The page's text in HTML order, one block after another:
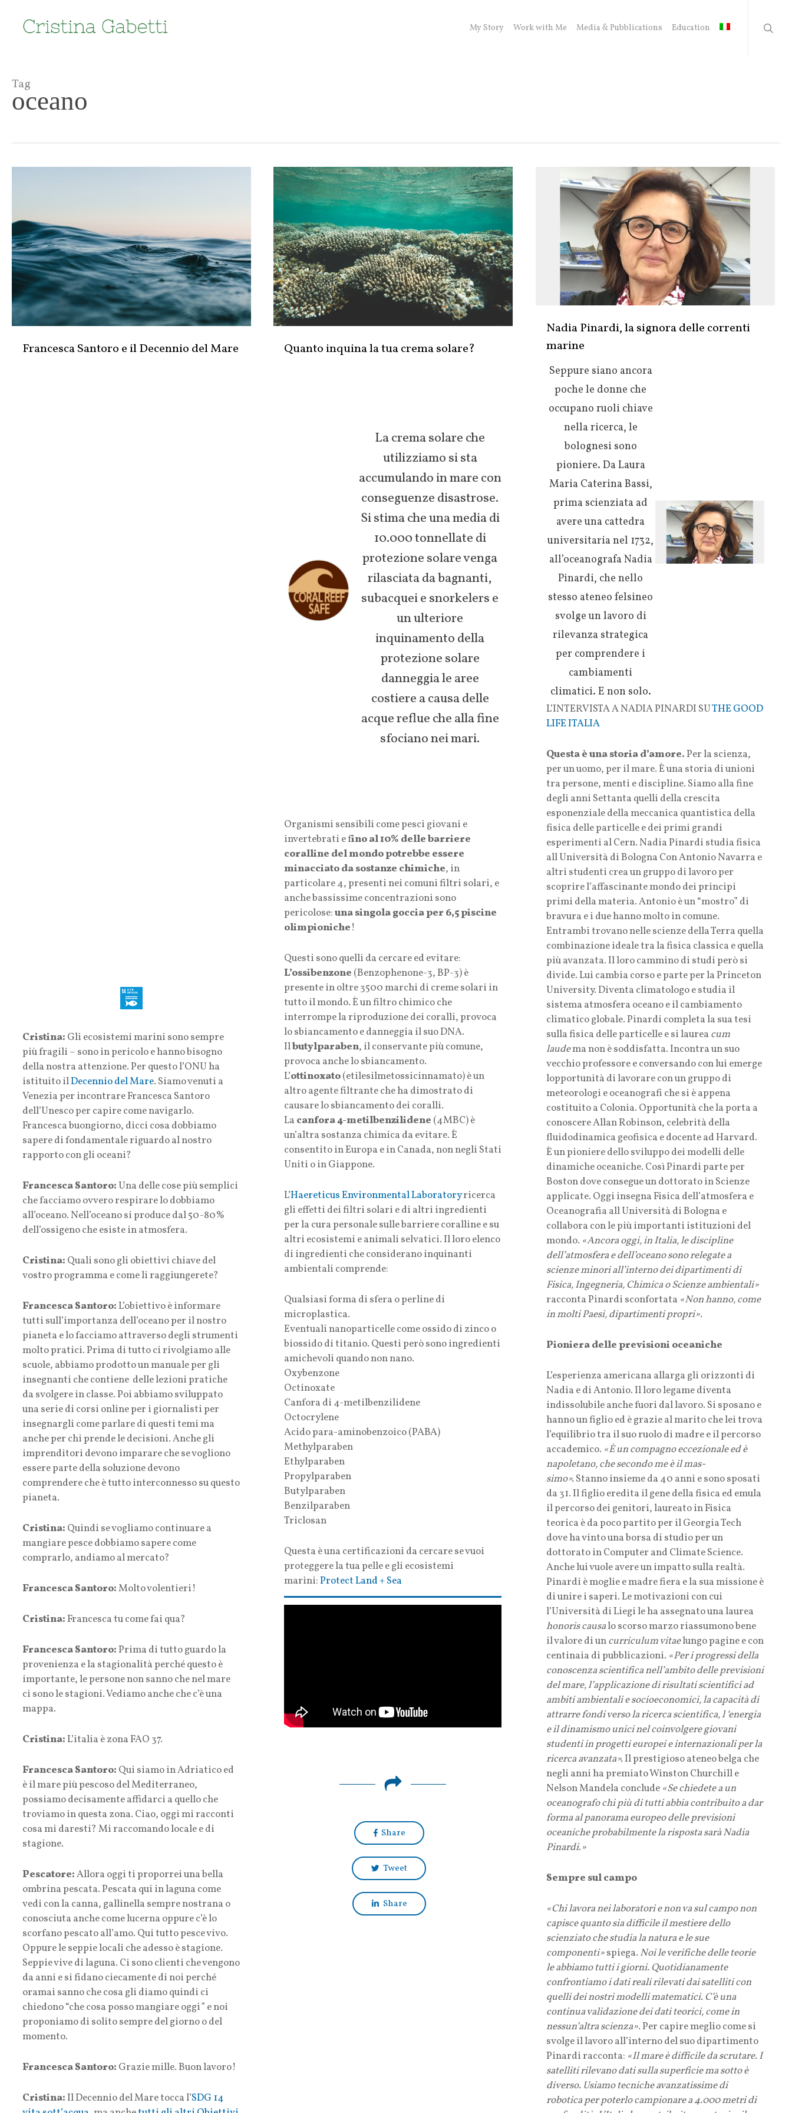
My Story Work with Me Media & Pubblications Education
Tag
oceano
Francesca Santoro e il Decennio del Mare
Cristina: Gli ecosistemi marini sono sempre
più fragili – sono in pericolo e hanno bisogno
della nostra attenzione. Per questo l’ONU ha
istituito ilDecennio del Mare. Siamo venuti a
Venezia per incontrare Francesca Santoro
dell’Unesco per capire come navigarlo.
Francesca buongiorno, dicci cosa dobbiamo
sapere di fondamentale riguardo al nostro
rapporto con gli oceani?
Francesca Santoro: Una delle cose più semplici
che facciamo ovvero respirare lo dobbiamo
all’oceano. Nell’oceano si produce dal 50-80%
dell’ossigeno che esiste in atmosfera.
Cristina: Quali sono gli obiettivi chiave del
vostro programma e come li raggiungerete?
Francesca Santoro:L’obiettivo è informare
tutti sull’importanza dell’oceano per il nostro
pianeta e lo facciamo attraverso degli strumenti
molto pratici. Prima di tutto ci rivolgiamo alle
scuole, abbiamo prodotto un manuale per gli
insegnanti che contiene delle lezioni pratiche
da svolgere in classe. Poi abbiamo sviluppato
una serie di corsi online per i giornalisti per
insegnargli come parlare di questi temi ma
anche per chi prende le decisioni. Anche gli
imprenditori devono imparare che se vogliono
essere parte della soluzione devono
comprendere che è tutto interconnesso su questo
pianeta.
Cristina: Quindi se vogliamo continuare a
mangiare pesce dobbiamo sapere come
comprarlo, andiamo al mercato?
Francesca Santoro:Molto volentieri!
Cristina:Francesca tu come fai qua?
Francesca Santoro:Prima di tutto guardo la
provenienza e la stagionalità perché questo è
importante, le persone non sanno che nel mare
ci sono le stagioni. Vediamo anche che c’è una
mappa.
Cristina:L’italia è zona FAO 37.
Francesca Santoro: Qui siamo in Adriatico ed
è il mare più pescoso del Mediterraneo,
possiamo decisamente affidarci a quello che
troviamo in questa zona. Ciao, oggi mi racconti
cosa mi daresti? Mi raccomando locale e di
stagione.
Pescatore:Allora oggi ti proporrei una bella
ombrina pescata. Pescata qui in laguna come
vedi con la canna, gallinella sempre nostrana o
conosciuta anche come lucerna oppure c’è lo
scorfano pescato all’amo. Qui tutto pesce vivo.
Oppure le seppie locali che adesso è stagione.
Seppie vive di laguna. Ci sono clienti che vengono
da anni e si fidano ciecamente di noi perché
oramai sanno che cosa gli diamo quindi ci
chiedono “che cosa posso mangiare oggi” e noi
proponiamo di solito sempre del giorno o del
momento.
Francesca Santoro: Grazie mille. Buon lavoro!
Cristina:Il Decennio del Mare tocca l’SDG 14
Quanto inquina la tua crema solare?
La crema solare che
utilizziamo si sta
accumulando in mare con
conseguenze disastrose.
Si stima che una media di
10.000 tonnellate di
protezione solare venga
rilasciata da bagnanti,
subacquei e snorkelers e
un ulteriore
inquinamento della
protezione solare
danneggia le aree
costiere a causa delle
acque reflue che alla fine
sfociano nei mari.
Organismi sensibili come pesci giovani e
invertebrati e fino al 10% delle barriere
coralline del mondo potrebbe essere
minacciato da sostanze chimiche, in
particolare 4, presenti nei comuni filtri solari, e
anche bassissime concentrazioni sono
pericolose:una singola goccia per 6,5 piscine
olimpioniche!
Questi sono quelli da cercare ed evitare:
L’ossibenzone (Benzophenone-3, BP-3) è
presente in oltre 3500 marchi di creme solari in
tutto il mondo. È un filtro chimico che
interrompe la riproduzione dei coralli, provoca
lo sbiancamento e danneggia il suo DNA.
Ilbutylparaben, il conservante più comune,
provoca anche lo sbiancamento.
L’ottinoxato(etilesilmetossicinnamato) è un
altro agente filtrante che ha dimostrato di
causare lo sbiancamento dei coralli.
La canfora 4-metilbenzilidene (4MBC) è
un’altra sostanza chimica da evitare. È
consentito in Europa e in Canada, non negli Stati
Uniti o in Giappone.
L’Haereticus Environmental Laboratoryricerca
gli effetti dei filtri solari e di altri ingredienti
per la cura personale sulle barriere coralline e su
altri ecosistemi e animali selvatici. Il loro elenco
di ingredienti che considerano inquinanti
ambientali comprende:
Qualsiasi forma di sfera o perline di
microplastica.
Eventuali nanoparticelle come ossido di zinco o
biossido di titanio. Questi però sono ingredienti
amichevoli quando non nano.
Oxybenzone
Octinoxate
Canfora di 4-metilbenzilidene
Octocrylene
Acido para-aminobenzoico (PABA)
Methylparaben
Ethylparaben
Propylparaben
Butylparaben
Benzilparaben
Triclosan
Questa è una certificazioni da cercare se vuoi
proteggere la tua pelle e gli ecosistemi
marini:Protect Land + Sea
Share
Tweet
Share
Nadia Pinardi, la signora delle correnti
marine
Seppure siano ancora
poche le donne che
occupano ruoli chiave
nella ricerca, le
bolognesi sono
pioniere. Da Laura
Maria Caterina Bassi,
prima scienziata ad
avere una cattedra
universitaria nel 1732,
all’oceanografa Nadia
Pinardi, che nello
stesso ateneo felsineo
svolge un lavoro di
rilevanza strategica
per comprendere i
cambiamenti
climatici. E non solo.
L’INTERVISTA A NADIA PINARDI SUTHE GOOD
LIFE ITALIA
Questa è una storia d’amore.Per la scienza,
per un uomo, per il mare. È una storia di unioni
tra persone, menti e discipline. Siamo alla fine
degli anni Settanta quelli della crescita
esponenziale della meccanica quantistica della
fisica delle particelle e dei primi grandi
esperimenti al Cern. Nadia Pinardi studia fisica
all Università di Bologna Con Antonio Navarra e
altri studenti crea un gruppo di lavoro per
scoprire l’affascinante mondo dei principi
primi della materia. Antonio è un “mostro” di
bravura e i due hanno molto in comune.
Entrambi trovano nelle scienze della Terra quella
combinazione ideale tra la fisica classica e quella
più avanzata. Il loro cammino di studi però si
divide. Lui cambia corso e parte per la Princeton
University. Diventa climatologo e studia il
sistema atmosfera oceano e il cambiamento
climatico globale. Pinardi completa la sua tesi
sulla fisica delle particelle e si laurea cum
laudema non è soddisfatta. Incontra un suo
vecchio professore e conversando con lui emerge
lopportunità di lavorare con un gruppo di
meteorologi e oceanografi che si è appena
costituito a Colonia. Opportunità che la porta a
conoscere Allan Robinson, celebrità della
fluidodinamica geofisica e docente ad Harvard.
È un pioniere dello sviluppo dei modelli delle
dinamiche oceaniche. Così Pinardi parte per
Boston dove consegue un dottorato in Scienze
applicate. Oggi insegna Fisica dell’atmosfera e
Oceanografia all Università di Bologna e
collabora con le più importanti istituzioni del
mondo. «Ancora oggi, in Italia, le discipline
dell’atmosfera e dell’oceano sono relegate a
scienze minori all’interno dei dipartimenti di
Fisica, Ingegneria, Chimica o Scienze ambientali»
racconta Pinardi sconfortata «Non hanno, come
in molti Paesi, dipartimenti propri».
Pioniera delle previsioni oceaniche
L’esperienza americana allarga gli orizzonti di
Nadia e di Antonio. Il loro legame diventa
indissolubile anche fuori dal lavoro. Si sposano e
hanno un figlio ed è grazie al marito che lei trova
l’equilibrio tra il suo ruolo di madre e il percorso
accademico. «È un compagno eccezionale ed è
napoletano, che secondo me è il mas-
simo».Stanno insieme da 40 anni e sono sposati
da 31. Il figlio eredita il gene della fisica ed emula
il percorso dei genitori, laureato in Fisica
teorica è da poco partito per il Georgia Tech
dove ha vinto una borsa di studio per un
dottorato in Computer and Climate Science.
Anche lui vuole avere un impatto sulla realtà.
Pinardi è moglie e madre fiera e la sua missione è
di unire i saperi. Le motivazioni con cui
l’Università di Liegi le ha assegnato una laurea
honoris causalo scorso marzo riassumono bene
il valore di uncurriculum vitaelungo pagine e con
centinaia di pubblicazioni. «Per i progressi della
conoscenza scientifica nell’ambito delle previsioni
del mare, l’applicazione di risultati scientifici ad
ambiti ambientali e socioeconomici, la capacità di
attrarre fondi verso la ricerca scientifica, l ‘energia
e il dinamismo unici nel coinvolgere giovani
studenti in progetti europei e internazionali per la
ricerca avanzata».Il prestigioso ateneo belga che
negli anni ha premiato Winston Churchill e
Nelson Mandela conclude «Se chiedete a un
oceanografo chi più di tutti abbia contribuito a dar
forma al panorama europeo delle previsioni
oceaniche probabilmente la risposta sarà Nadia
Pinardi.»
Sempre sul campo
«Chi lavora nei laboratori e non va sul campo non
capisce quantosia difficile il mestiere dello
scienziato che studia la natura e le sue
componenti»spiega. Noi le verifiche delle teorie
le abbiamo tutti i giorni. Quotidianamente
confrontiamo i dati reali rilevati dai satelliti con
quelli dei nostri modelli matematici. C’è una
continua validazione dei dati teorici, come in
nessun’altra scienza». Per capire meglio come si
svolge il lavoro all’interno del suo dipartimento
Pinardi racconta: «Il mare è difficile da scrutare. I
satelliti rilevano dati sulla superficie ma sotto è
diverso. Usiamo tecniche avanzatissime di
robotica per poterlo campionare a 4.000 metri di